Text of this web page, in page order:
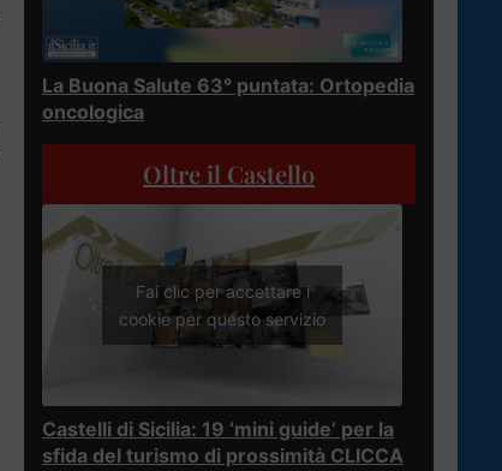
La Buona Salute 63° puntata: Ortopedia
oncologica
Oltre il Castello
Fai clic per accettare i
cookie per questo servizio
Castelli di Sicilia: 19 ‘mini guide’ per la
sfida del turismo di prossimità CLICCA